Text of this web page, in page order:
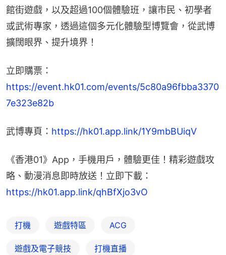
館街遊戲，以及超過100個體驗班，讓市民、初學者
或武術專家，透過這個多元化體驗型博覽會，從武博
擴闊眼界、提升境界！
立即購票：
https://event.hk01.com/events/5c80a96fbba3370
7e323e82b
武博專頁： https://hk01.app.link/1Y9mbBUiqV
《香港01》App，手機用戶，體驗更佳！精彩遊戲攻
https://hk01.app.link/qhBfXjo3vO
打機 遊戲特區 ACG
遊戲及電子競技 打機直播